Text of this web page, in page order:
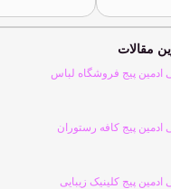
مقالات
پیج فروشگاه لباس
پیج کافه رستوران
پیج کلینیک زیبایی